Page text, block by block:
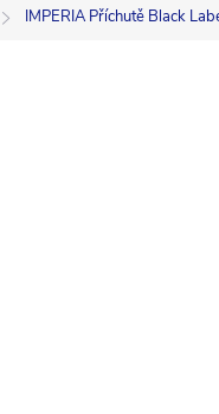
IMPERIA Příchutě Black